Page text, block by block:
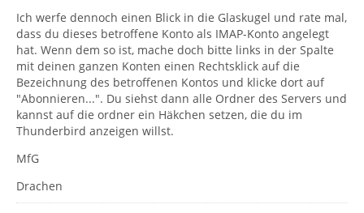
Ich werfe dennoch einen Blick in die Glaskugel und rate mal,
dass du dieses betroffene Konto als IMAP-Konto angelegt
hat. Wenn dem so ist, mache doch bitte links in der Spalte
mit deinen ganzen Konten einen Rechtsklick auf die
Bezeichnung des betroffenen Kontos und klicke dort auf
"Abonnieren...". Du siehst dann alle Ordner des Servers und
kannst auf die ordner ein Häkchen setzen, die du im
Thunderbird anzeigen willst.
MfG
Drachen